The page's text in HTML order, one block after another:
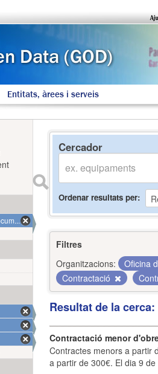
Entitats, àrees i serveis
Cercador
Ordenar resultats per
Filtres
Organitzacions:
Oficina
Contractació
Resultat de la
Contractació menor
Contractes menors a partir
a partir de 300€. El dia 9
(1)